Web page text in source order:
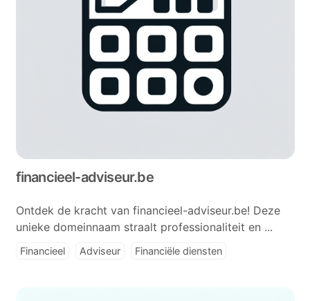
financieel-adviseur.be
Ontdek de kracht van financieel-adviseur.be! Deze
unieke domeinnaam straalt professionaliteit en ...
Financieel Adviseur Financiële diensten